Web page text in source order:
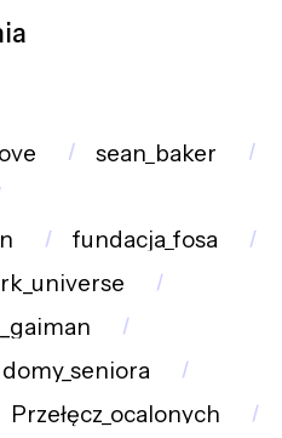
sean_baker
fundacja_fosa
domy_seniora
Przełęcz_ocalonych